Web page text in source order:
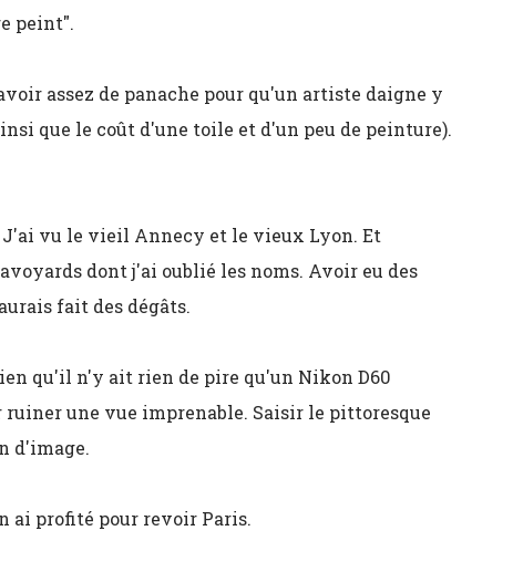
peint".
assez de panache pour qu'un artiste daigne y
que le coût d'une toile et d'un peu de peinture).
J'ai vu le vieil Annecy et le vieux Lyon. Et
dont j'ai oublié les noms. Avoir eu des
fait des dégâts.
qu'il n'y ait rien de pire qu'un Nikon D60
ruiner une vue imprenable. Saisir le pittoresque
d'image.
ai profité pour revoir Paris.